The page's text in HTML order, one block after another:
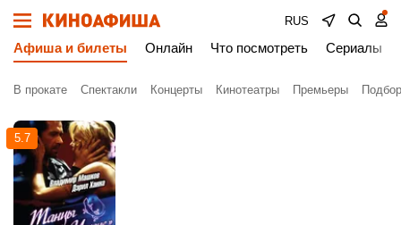
RUS
Афиша и билеты Онлайн Что посмотреть Сериалы
В прокате Спектакли Концерты Кинотеатры Премьеры
5.7